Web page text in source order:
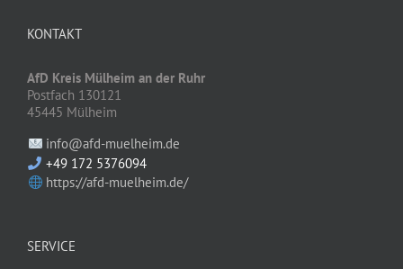
KONTAKT
AfD Kreis Mülheim an der Ruhr
Postfach 130121
45445 Mülheim
info@afd-muelheim.de
+49 172 5376094
https://afd-muelheim.de/
SERVICE